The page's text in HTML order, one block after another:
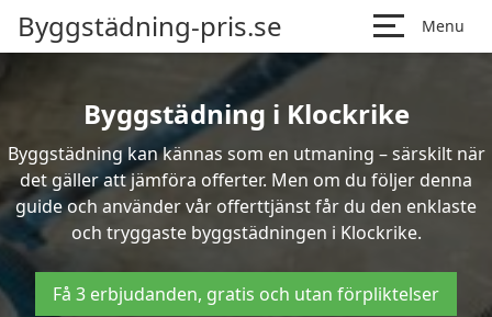
Byggstädning-pris.se Menu
Byggstädning i Klockrike
Byggstädning kan kännas som en utmaning – särskilt när
det gäller att jämföra offerter. Men om du följer denna
guide och använder vår offerttjänst får du den enklaste
och tryggaste byggstädningen i Klockrike.
Få 3 erbjudanden, gratis och utan förpliktelser